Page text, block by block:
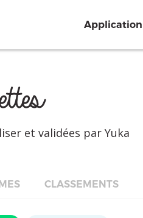
Application
et validées par Yuka
CLASSEMENTS